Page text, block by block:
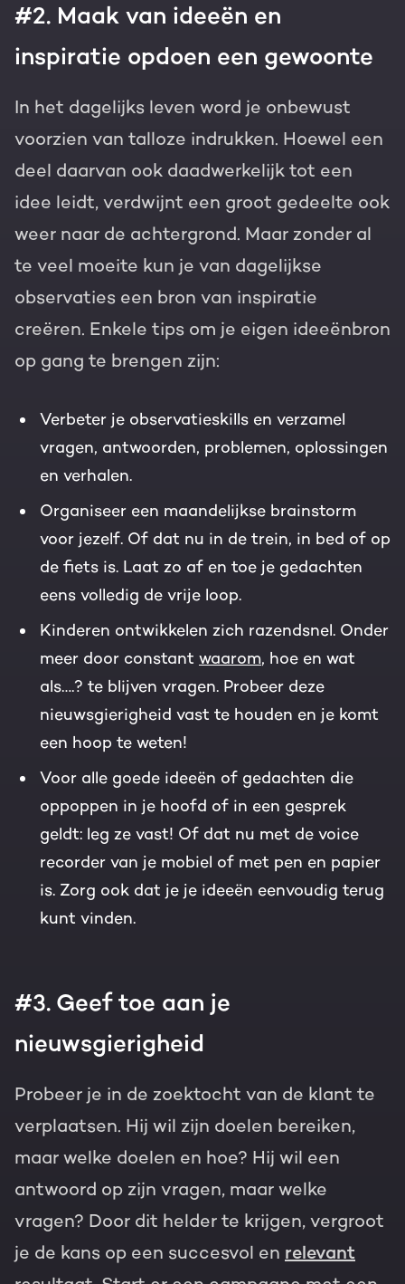
#2. Maak van ideeën en
inspiratie opdoen een gewoonte
In het dagelijks leven word je onbewust
voorzien van talloze indrukken. Hoewel een
deel daarvan ook daadwerkelijk tot een
idee leidt, verdwijnt een groot gedeelte ook
weer naar de achtergrond. Maar zonder al
te veel moeite kun je van dagelijkse
observaties een bron van inspiratie
creëren. Enkele tips om je eigen ideeënbron
op gang te brengen zijn:
Verbeter je observatieskills en verzamel
vragen, antwoorden, problemen, oplossingen
en verhalen.
Organiseer een maandelijkse brainstorm
voor jezelf. Of dat nu in de trein, in bed of op
de fiets is. Laat zo af en toe je gedachten
eens volledig de vrije loop.
Kinderen ontwikkelen zich razendsnel. Onder
meer door constant waarom, hoe en wat
als….? te blijven vragen. Probeer deze
nieuwsgierigheid vast te houden en je komt
een hoop te weten!
Voor alle goede ideeën of gedachten die
oppoppen in je hoofd of in een gesprek
geldt: leg ze vast! Of dat nu met de voice
recorder van je mobiel of met pen en papier
is. Zorg ook dat je je ideeën eenvoudig terug
kunt vinden.
#3. Geef toe aan je
nieuwsgierigheid
Probeer je in de zoektocht van de klant te
verplaatsen. Hij wil zijn doelen bereiken,
maar welke doelen en hoe? Hij wil een
antwoord op zijn vragen, maar welke
vragen? Door dit helder te krijgen, vergroot
je de kans op een succesvol en relevant